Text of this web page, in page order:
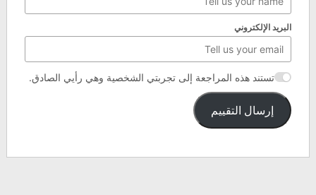
البريد الإلكتروني
تستند هذه المراجعة إلى تجربتي الشخصية وهي رأيي الصادق.
إرسال التقييم